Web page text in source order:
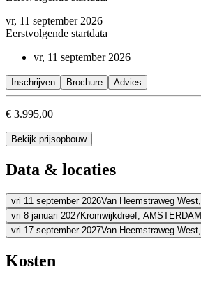
vr, 11 september 2026
Eerstvolgende startdata
vr, 11 september 2026
Inschrijven Brochure Advies
€ 3.995,00
Bekijk prijsopbouw
Data & locaties
vri 11 september 2026Van Heemstraweg West,
Adres
Bekijk route
vri 8 januari 2027Kromwijkdreef, AMSTERDAM
Adres
Planetarium Meeting Center Amsterdam
vri 17 september 2027Van Heemstraweg West,
Adres
Kosten